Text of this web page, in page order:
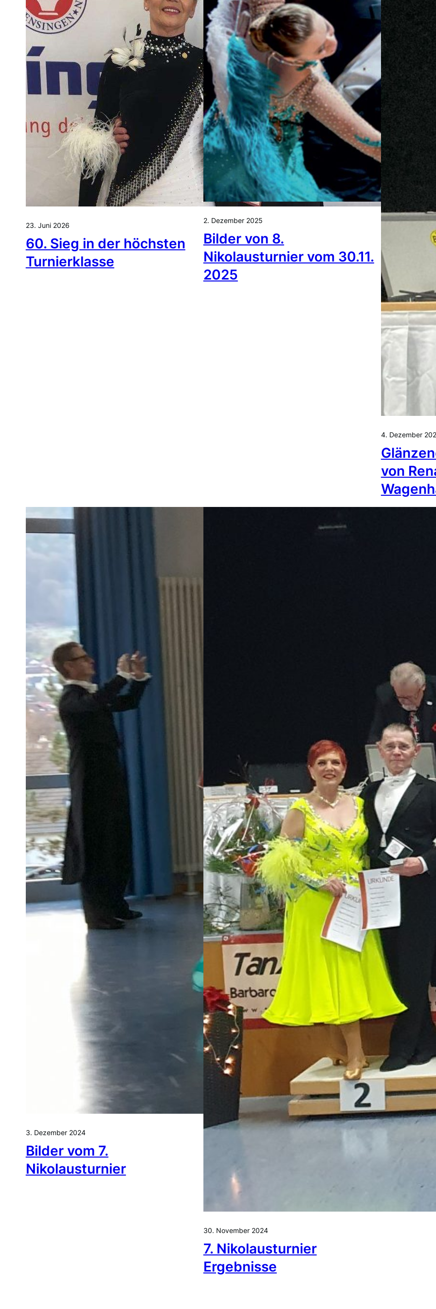
23. Juni 2026
60. Sieg in der höchsten
Turnierklasse
2. Dezember 2025
Bilder von 8.
Nikolausturnier vom 30.11.
2025
4. Dezember
von
3. Dezember 2024
Bilder vom 7.
Nikolausturnier
30. November 2024
7. Nikolausturnier
Ergebnisse